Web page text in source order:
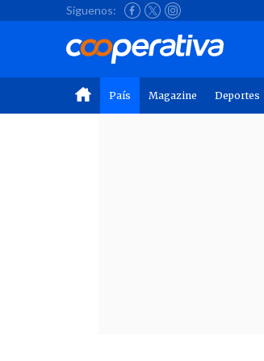
Síguenos:
País Magazine Deportes